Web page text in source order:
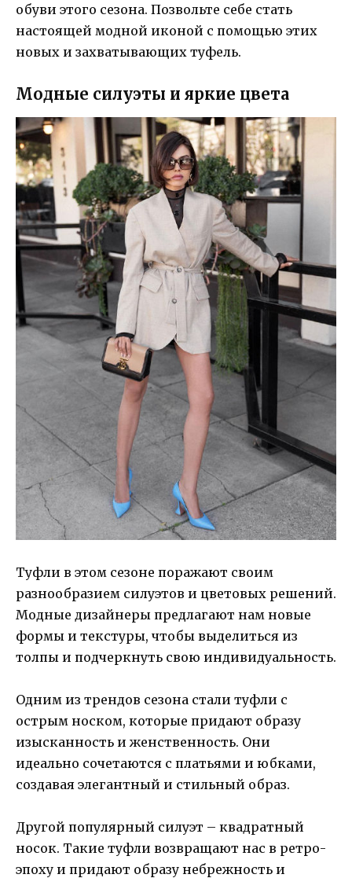
обуви этого сезона. Позвольте себе стать
настоящей модной иконой с помощью этих
новых и захватывающих туфель.
Модные силуэты и яркие цвета
Туфли в этом сезоне поражают своим
разнообразием силуэтов и цветовых решений.
Модные дизайнеры предлагают нам новые
формы и текстуры, чтобы выделиться из
толпы и подчеркнуть свою индивидуальность.
Одним из трендов сезона стали туфли с
острым носком, которые придают образу
изысканность и женственность. Они
идеально сочетаются с платьями и юбками,
создавая элегантный и стильный образ.
Другой популярный силуэт – квадратный
носок. Такие туфли возвращают нас в ретро-
эпоху и придают образу небрежность и